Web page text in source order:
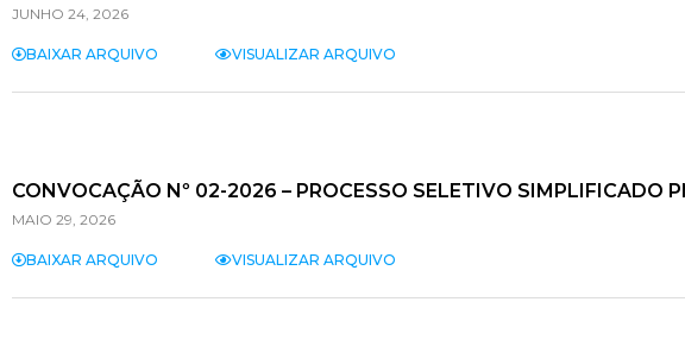
JUNHO 24, 2026
BAIXAR ARQUIVO VISUALIZAR ARQUIVO
CONVOCAÇÃO Nº 02-2026 – PROCESSO SELETIVO SIMPLIFICADO
MAIO 29, 2026
BAIXAR ARQUIVO VISUALIZAR ARQUIVO